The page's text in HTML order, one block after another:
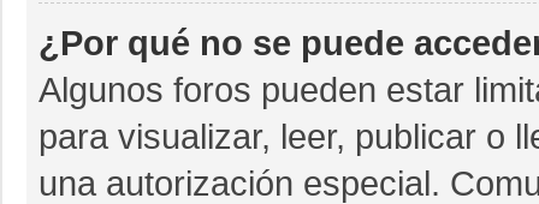
¿Por qué no se puede
Algunos foros pueden estar
para visualizar, leer, publicar o
una autorización especial.